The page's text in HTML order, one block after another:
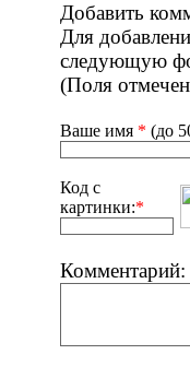
Добавить
Для
следующую
(Поля
Ваше имя * (до
Код с
картинки:*
Комментарий: